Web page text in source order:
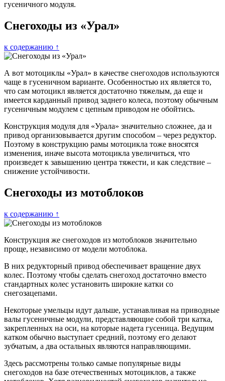
гусеничного модуля.
Снегоходы из «Урал»
к содержанию ↑
А вот мотоциклы «Урал» в качестве снегоходов используются
чаще в гусеничном варианте. Особенностью их является то,
что сам мотоцикл является достаточно тяжелым, да еще и
имеется карданный привод заднего колеса, поэтому обычным
гусеничным модулем с цепным приводом не обойтись.
Конструкция модуля для «Урала» значительно сложнее, да и
привод организовывается другим способом – через редуктор.
Поэтому в конструкцию рамы мотоцикла тоже вносятся
изменения, иначе высота мотоцикла увеличиться, что
произведет к завышению центра тяжести, и как следствие –
снижение устойчивости.
Снегоходы из мотоблоков
к содержанию ↑
Конструкция же снегоходов из мотоблоков значительно
проще, независимо от модели мотоблока.
В них редукторный привод обеспечивает вращение двух
колес. Поэтому чтобы сделать снегоход достаточно вместо
стандартных колес установить широкие катки со
снегозацепами.
Некоторые умельцы идут дальше, устанавливая на приводные
валы гусеничные модули, представляющие собой три катка,
закрепленных на оси, на которые надета гусеница. Ведущим
катком обычно выступает средний, поэтому его делают
зубчатым, а два остальных являются направляющими.
Здесь рассмотрены только самые популярные виды
снегоходов на базе отечественных мотоциклов, а также